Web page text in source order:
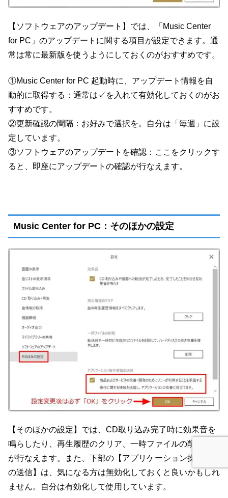
【ソフトウェアのアップデート】では、「Music Center
for PC」のアップデートに関する項目が設定できます。通
常は常に最新版を使うようにしておくのがおすすめです。
①Music Center for PC 起動時に、アップデート情報を自
動的に取得する：通常は✓を入れて有効化しておくのがお
すすめです。
②更新確認の間隔：お好みで選択を。自分は「毎週」に設
定しています。
③ソフトウェアのアップデートを確認：ここをクリックす
ると、即座にアップデートの確認が行なえます。
Music Center for PC：そのほかの設定
【そのほかの設定】では、CD取り込み完了時に効果音を
鳴らしたり、再生履歴のクリア、一時ファイルの削除など
が行なえます。また、下部の【アプリケーション操作情報
の送信】は、気になる方は無効化しておくと良いかもしれ
ません。自分は有効化して使用しています。